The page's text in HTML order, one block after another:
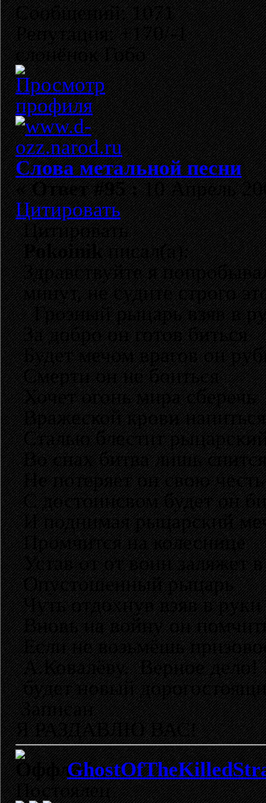
Сообщений: 1071
Репутация: +170/-1
слонёнок Гобо
Слова метальной песни
«Ответ #95 :10 Апрель
Цитировать
Цитировать
Pokoinikписал(а):
Здравствуйте я
минут, не судите строго
Грозный рыцарь взяв в
За добро он готов биться
Будет мечом врагов он
Смерти он не боиться
Хочет огонь мира сберечь
Вражеской крови напиться
Сталью блестит
Во снах битва лишь
Не потеряет он свою честь
С достоинсвом будет он
И поднимая рыцарский
Промчится на колеснице
Устав от от воин заляжет
Опустошенный рыцарь
Чуть отдохнув взяв в
Вновь на войну он
Если не возьмёшь
А.Ковалёву. Верное дело!
будет новый
Записан
Я РАЗДАВЛЮ ВАС!
Постоялец